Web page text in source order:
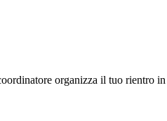
organizza il tuo rientro